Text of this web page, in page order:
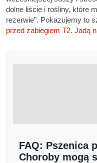
dolne liście i rośliny, które
rezerwie”. Pokazujemy to
przed zabiegiem T2. Jadą
FAQ: Pszenica
Choroby mogą